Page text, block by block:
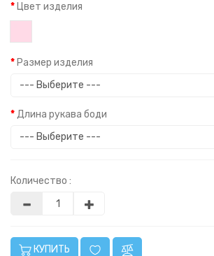
Цвет изделия
Размер изделия
Длина рукава боди
Количество :
КУПИТЬ